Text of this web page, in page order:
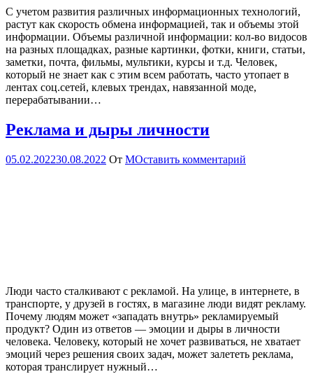
С учетом развития различных информационных технологий,
растут как скорость обмена информацией, так и объемы этой
информации. Объемы различной информации: кол-во видосов
на разных площадках, разные картинки, фотки, книги, статьи,
заметки, почта, фильмы, мультики, курсы и т.д. Человек,
который не знает как с этим всем работать, часто утопает в
лентах соц.сетей, клевых трендах, навязанной моде,
перерабатывании…
Реклама и дыры личности
05.02.202230.08.2022 От МОставить комментарий
Люди часто сталкивают с рекламой. На улице, в интернете, в
транспорте, у друзей в гостях, в магазине люди видят рекламу.
Почему людям может «западать внутрь» рекламируемый
продукт? Один из ответов — эмоции и дыры в личности
человека. Человеку, который не хочет развиваться, не хватает
эмоций через решения своих задач, может залететь реклама,
которая транслирует нужный…